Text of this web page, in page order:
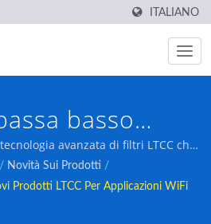
ITALIANO
basso
WiFi
avanzata di filtri LTCC che
il monitoraggio industriale e
un'eccellente soppressione della
/ Novità Sui Prodotti /
Prodotti LTCC Per Applicazioni WiFi